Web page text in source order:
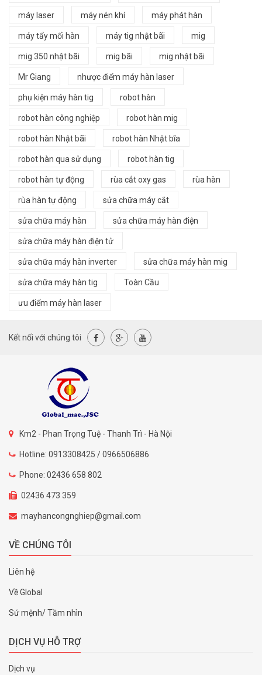
máy laser máy nén khí máy phát hàn
máy tẩy mối hàn máy tig nhật bãi mig
mig 350 nhật bãi mig bãi mig nhật bãi
Mr Giang nhược điểm máy hàn laser
phụ kiện máy hàn tig robot hàn
robot hàn công nghiệp robot hàn mig
robot hàn Nhật bãi robot hàn Nhật bĩa
robot hàn qua sử dụng robot hàn tig
robot hàn tự động rùa cắt oxy gas rùa hàn
rùa hàn tự động sửa chữa máy cắt
sửa chữa máy hàn sửa chữa máy hàn điện
sửa chữa máy hàn điện tử
sửa chữa máy hàn inverter sửa chữa máy hàn mig
sửa chữa máy hàn tig Toàn Cầu
ưu điểm máy hàn laser
Kết nối với chúng tôi
Km2 - Phan Trọng Tuệ - Thanh Trì - Hà Nội
Hotline: 0913308425 / 0966506886
Phone: 02436 658 802
02436 473 359
mayhancongnghiep@gmail.com
VỀ CHÚNG TÔI
Liên hệ
Về Global
Sứ mệnh/ Tầm nhìn
DỊCH VỤ HỖ TRỢ
Dịch vụ